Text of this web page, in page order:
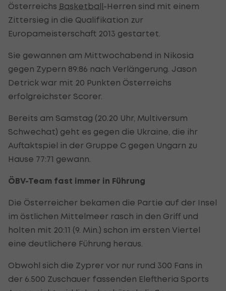
Österreichs Basketball-Herren sind mit einem
Zittersieg in die Qualifikation zur
Europameisterschaft 2013 gestartet.
Sie gewannen am Mittwochabend in Nikosia
gegen Zypern 89:86 nach Verlängerung. Jason
Detrick war mit 20 Punkten Österreichs
erfolgreichster Scorer.
Bereits am Samstag (20.20 Uhr, Multiversum
Schwechat) geht es gegen die Ukraine, die ihr
Auftaktspiel in der Gruppe C gegen Ungarn zu
Hause 77:71 gewann.
ÖBV-Team fast immer in Führung
Die Österreicher bekamen die Partie auf der Insel
im östlichen Mittelmeer rasch in den Griff und
holten mit 20:11 (9. Min.) schon im ersten Viertel
eine deutlichere Führung heraus.
Obwohl sich die Zyprer vor nur rund 300 Fans in
der 6.500 Zuschauer fassenden Eleftheria Sports